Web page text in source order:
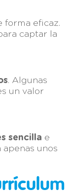
forma eficaz.
captar la
. Algunas
un valor
sencilla e
unos